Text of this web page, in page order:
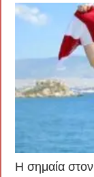
Η σημαία στον